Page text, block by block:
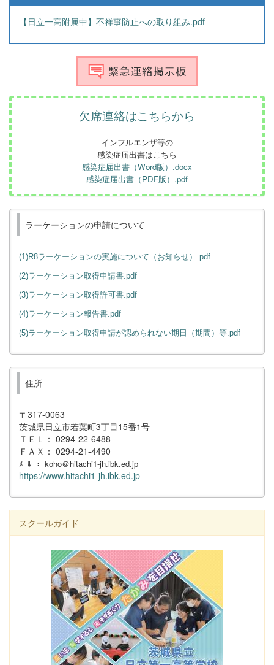
【日立一高附属中】不祥事防止への取り組み.pdf
欠席連絡はこちらから
インフルエンザ等の
感染症届出書はこちら
感染症届出書（Word版）.docx
感染症届出書（PDF版）.pdf
ラーケーションの申請について
(1)R8ラーケーションの実施について（お知らせ）.pdf
(2)ラーケーション取得申請書.pdf
(3)ラーケーション取得許可書.pdf
(4)ラーケーション報告書.pdf
(5)ラーケーション取得申請が認められない期日（期間）等.pdf
住所
〒317-0063
茨城県日立市若葉町3丁目15番1号
ＴＥＬ： 0294-22-6488
ＦＡＸ： 0294-21-4490
ﾒｰﾙ ： koho＠hitachi1-jh.ibk.ed.jp
https://www.hitachi1-jh.ibk.ed.jp
スクールガイド